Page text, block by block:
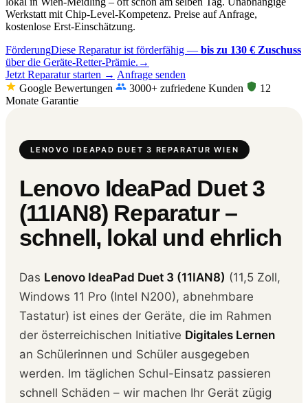
Werkstatt mit Chip-Level-Kompetenz. Preise auf Anfrage,
kostenlose Erst-Einschätzung.
FörderungDiese Reparatur ist förderfähig — bis zu 130 € Zuschuss
über die Geräte-Retter-Prämie. →
Jetzt Reparatur starten → Anfrage senden
Google Bewertungen
3000+ zufriedene Kunden
12
Monate Garantie
LENOVO IDEAPAD DUET 3 REPARATUR WIEN
Lenovo IdeaPad Duet 3
(11IAN8) Reparatur –
schnell, lokal und ehrlich
Das Lenovo IdeaPad Duet 3 (11IAN8) (11,5 Zoll,
Windows 11 Pro (Intel N200), abnehmbare
Tastatur) ist eines der Geräte, die im Rahmen
der österreichischen Initiative Digitales Lernen
an Schülerinnen und Schüler ausgegeben
werden. Im täglichen Schul-Einsatz passieren
schnell Schäden – wir machen Ihr Gerät zügig